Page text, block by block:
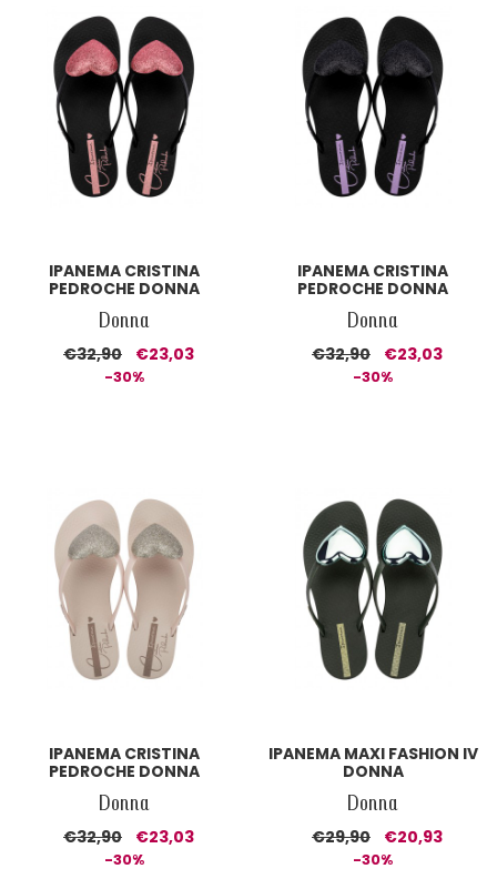
IPANEMA CRISTINA
PEDROCHE DONNA
Donna
€32,90 €23,03
-30%
IPANEMA CRISTINA
PEDROCHE DONNA
Donna
€32,90 €23,03
-30%
IPANEMA CRISTINA
PEDROCHE DONNA
Donna
€32,90 €23,03
-30%
IPANEMA MAXI FASHION IV
DONNA
Donna
€29,90 €20,93
-30%